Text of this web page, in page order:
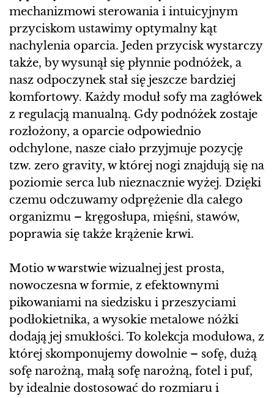
mechanizmowi sterowania i intuicyjnym
przyciskom ustawimy optymalny kąt
nachylenia oparcia. Jeden przycisk wystarczy
także, by wysunął się płynnie podnóżek, a
nasz odpoczynek stał się jeszcze bardziej
komfortowy. Każdy moduł sofy ma zagłówek
z regulacją manualną. Gdy podnóżek zostaje
rozłożony, a oparcie odpowiednio
odchylone, nasze ciało przyjmuje pozycję
tzw. zero gravity, w której nogi znajdują się na
poziomie serca lub nieznacznie wyżej. Dzięki
czemu odczuwamy odprężenie dla całego
organizmu – kręgosłupa, mięśni, stawów,
poprawia się także krążenie krwi.
Motio w warstwie wizualnej jest prosta,
nowoczesna w formie, z efektownymi
pikowaniami na siedzisku i przeszyciami
podłokietnika, a wysokie metalowe nóżki
dodają jej smukłości. To kolekcja modułowa, z
której skomponujemy dowolnie – sofę, dużą
sofę narożną, małą sofę narożną, fotel i puf,
by idealnie dostosować do rozmiaru i